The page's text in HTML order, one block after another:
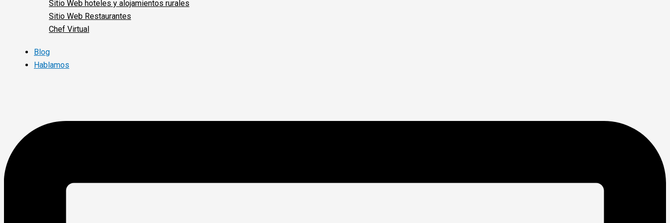
Sitio Web hoteles y alojamientos rurales
Sitio Web Restaurantes
Chef Virtual
Blog
Hablamos